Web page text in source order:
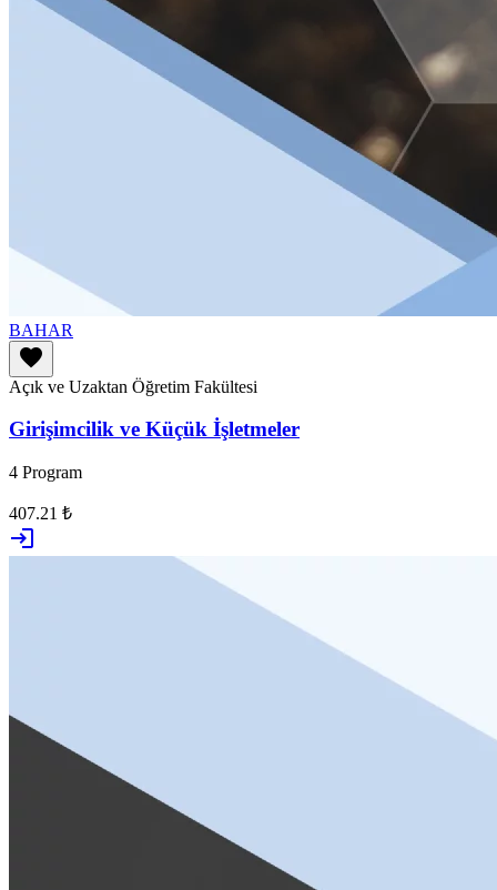
BAHAR
favorite
Açık ve Uzaktan Öğretim Fakültesi
Girişimcilik ve Küçük İşletmeler
4 Program
407.21 ₺
login